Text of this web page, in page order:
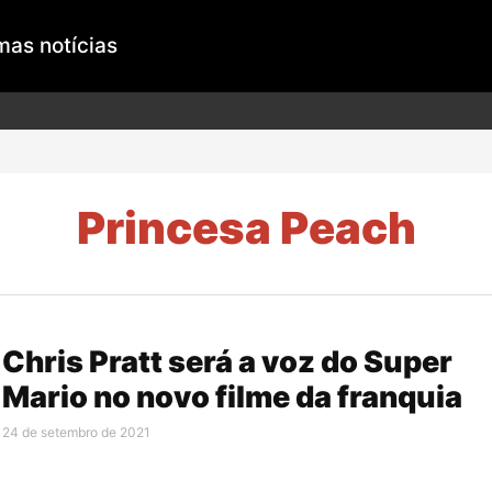
notícias
Princesa Peach
Chris Pratt será a voz do Super
Mario no novo filme da franquia
24 de setembro de 2021